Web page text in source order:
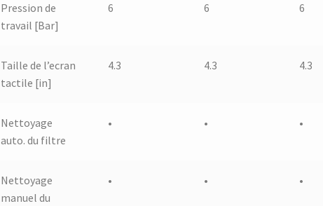
Pression de
travail [Bar]
6 6 6
Taille de l’ecran
tactile [in]
4.3 4.3 4.3
Nettoyage
auto. du filtre
• • •
Nettoyage
manuel du
• • •